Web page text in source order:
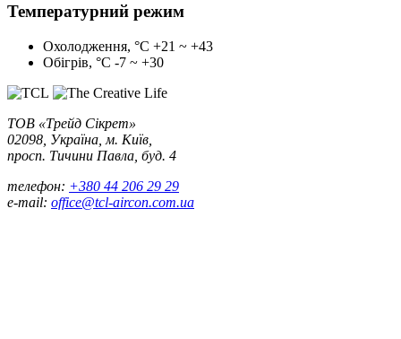
Температурний режим
Охолодження, °С +21 ~ +43
Обігрів, °С -7 ~ +30
ТОВ «Трейд Сікрет»
02098, Україна, м. Київ,
просп. Тичини Павла, буд. 4
телефон: +380 44 206 29 29
e-mail: office@tcl-aircon.com.ua